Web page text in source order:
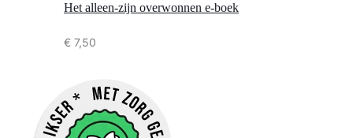
Het alleen-zijn overwonnen e-boek
€ 7,50